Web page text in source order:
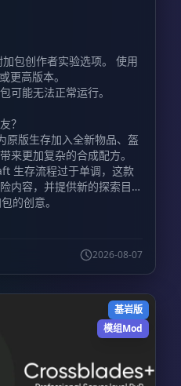
包创作者实验选项。 使用
高版本。
可能无法正常运行。
？
原版生存加入全新物品、盔
来更加复杂的合成配方。
生存流程过于单调，这款
内容，并提供新的探索目
的创意。
2026-08-07
基岩版
模组Mod